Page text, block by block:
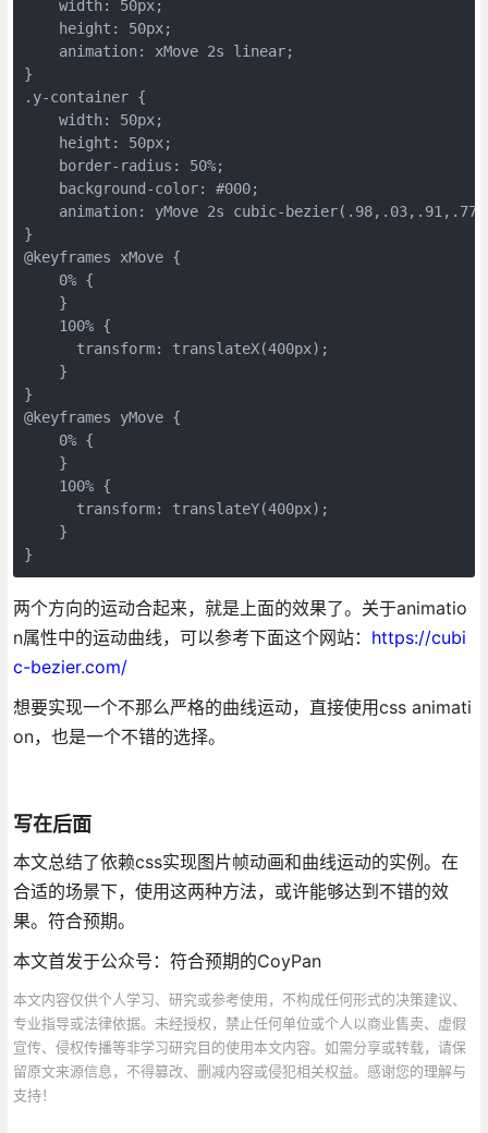
    width: 50px;
    height: 50px;
    animation: xMove 2s linear;
}
.y-container {
    width: 50px;
    height: 50px;
    border-radius: 50%;
    background-color: #000;
animation: yMove 2s cubic-
}
@keyframes xMove {
    0% {
    }
    100% {
      transform: translateX(400px);
    }
}
@keyframes yMove {
    0% {
    }
    100% {
      transform: translateY(400px);
    }
}
两个方向的运动合起来，就是上面的效果了。关于animatio
n属性中的运动曲线，可以参考下面这个网站： https://cubi
c-bezier.com/
想要实现一个不那么严格的曲线运动，直接使用css animati
on，也是一个不错的选择。
写在后面
本文总结了依赖css实现图片帧动画和曲线运动的实例。在
合适的场景下，使用这两种方法，或许能够达到不错的效
果。符合预期。
本文首发于公众号：符合预期的CoyPan
本文内容仅供个人学习、研究或参考使用，不构成任何形式的决策建议、
专业指导或法律依据。未经授权，禁止任何单位或个人以商业售卖、虚假
宣传、侵权传播等非学习研究目的使用本文内容。如需分享或转载，请保
留原文来源信息，不得篡改、删减内容或侵犯相关权益。感谢您的理解与
支持！